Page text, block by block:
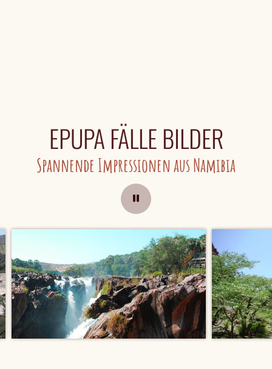
EPUPA FÄLLE BILDER
Spannende Impressionen aus Namibia